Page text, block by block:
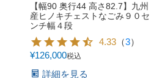
【幅90 奥行44 高さ82.7】九州
産ヒノキチェストなごみ９０セ
ンチ幅４段
4.33 （3）
¥126,000税込
詳細を見る